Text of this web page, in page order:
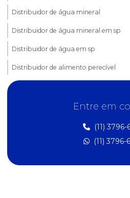
Distribuidor de água mineral
Distribuidor de água mineral em sp
Distribuidor de água em sp
Distribuidor de alimento perecível
Distribuidor de bebidas
Distribuidor de biscoitos
Entre em
(11)
(11)